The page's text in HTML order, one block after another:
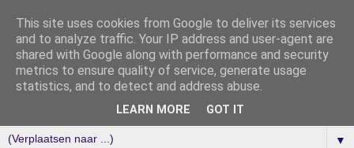
▼
This site uses cookies from Google to deliver its services
and to analyze traffic. Your IP address and user-agent are
shared with Google along with performance and security
metrics to ensure quality of service, generate usage
statistics, and to detect and address abuse.
LEARN MORE GOT IT